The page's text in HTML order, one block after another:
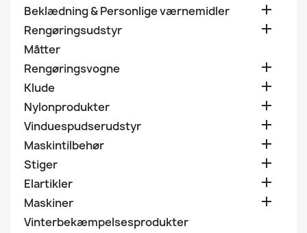
Beklædning & Personlige værnemidler 
Rengøringsudstyr 
Måtter
Rengøringsvogne

Klude 
Nylonprodukter 
Vinduespudserudstyr 
Maskintilbehør 
Stiger 
Elartikler 
Maskiner 
Vinterbekæmpelsesprodukter